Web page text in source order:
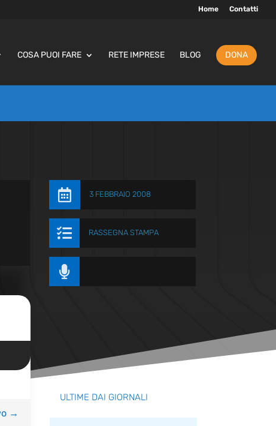
Home Contatti
COSA PUOI FARE RETE IMPRESE BLOG DONA
 3 FEBBRAIO 2008
 RASSEGNA STAMPA

→
ULTIME DAI GIORNALI